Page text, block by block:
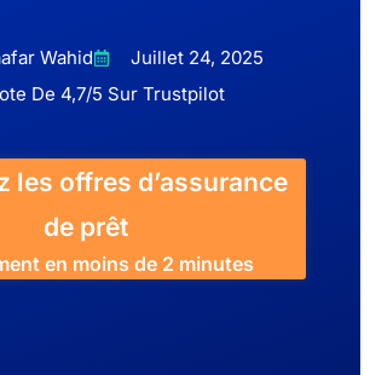
Wahid
Juillet 24, 2025
De 4,7/5 Sur Trustpilot
les offres d’assurance
de prêt
en moins de 2 minutes